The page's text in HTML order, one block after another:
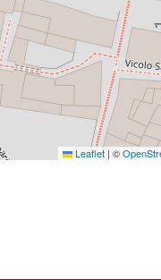
Leaflet | ©